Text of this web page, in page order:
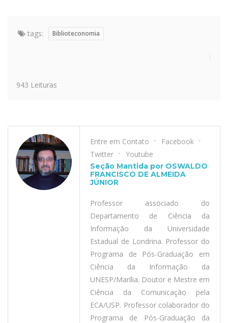
tags: Biblioteconomia
943 Leituras
Entre em Contato
Facebook
Twitter
Youtube
Seção Mantida por OSWALDO
FRANCISCO DE ALMEIDA
JÚNIOR
Professor associado do
Departamento de Ciência da
Informação da Universidade
Estadual de Londrina. Professor do
Programa de Pós-Graduação em
Ciência da Informação da
UNESP/Marília. Doutor e Mestre em
Ciência da Comunicação pela
ECA/USP. Professor colaborador do
Programa de Pós-Graduação da